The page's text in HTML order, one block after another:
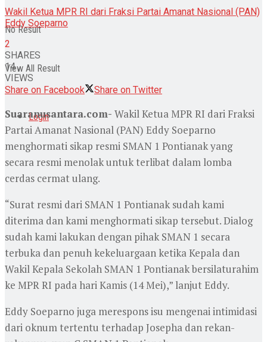
No Result
View All Result
Login
Wakil Ketua MPR RI dari Fraksi Partai Amanat Nasional (PAN)
Eddy Soeparno
2
SHARES
14
VIEWS
Share on Facebook
Share on Twitter
Suaranusantara.com- Wakil Ketua MPR RI dari Fraksi
Partai Amanat Nasional (PAN) Eddy Soeparno
menghormati sikap resmi SMAN 1 Pontianak yang
secara resmi menolak untuk terlibat dalam lomba
cerdas cermat ulang.
“Surat resmi dari SMAN 1 Pontianak sudah kami
diterima dan kami menghormati sikap tersebut. Dialog
sudah kami lakukan dengan pihak SMAN 1 secara
terbuka dan penuh kekeluargaan ketika Kepala dan
Wakil Kepala Sekolah SMAN 1 Pontianak bersilaturahim
ke MPR RI pada hari Kamis (14 Mei),” lanjut Eddy.
Eddy Soeparno juga merespons isu mengenai intimidasi
dari oknum tertentu terhadap Josepha dan rekan-